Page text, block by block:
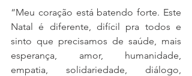
“Meu coração está batendo forte. Este
Natal é diferente, difícil pra todos e
sinto que precisamos de saúde, mais
esperança, amor, humanidade,
empatia, solidariedade, diálogo,